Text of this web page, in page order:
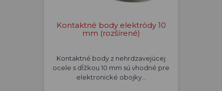
Kontaktné body elektródy 10
mm (rozšírené)
Kontaktné body z nehrdzavejúcej
ocele s dĺžkou 10 mm sú vhodné pre
elektronické obojky…